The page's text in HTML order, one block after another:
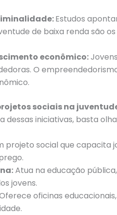
Estudos
de baixa renda são
econômico:
O
sociais na
iniciativas, basta
projeto social que capacita
Atua na educação
jovens.
oficinas